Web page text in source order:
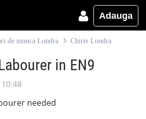
Adauga
de munca Londra Chirie Londra
in EN9
needed